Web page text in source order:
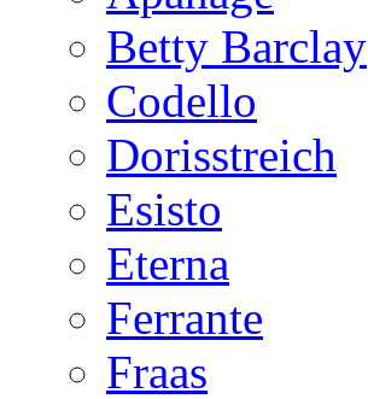
Betty Barclay
Codello
Dorisstreich
Esisto
Eterna
Ferrante
Fraas